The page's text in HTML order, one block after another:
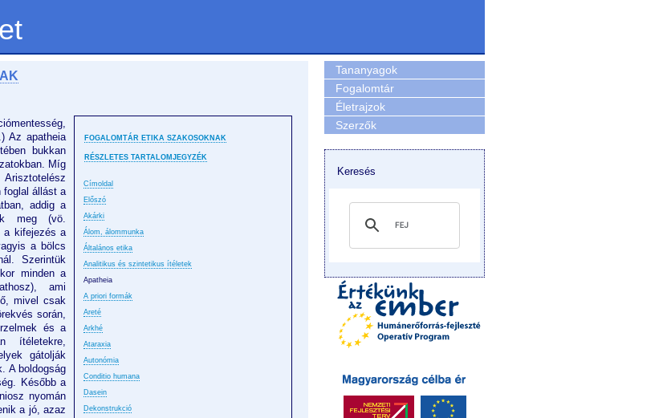
FOGALOMTÁR ETIKA SZAKOSOKNAK
RÉSZLETES TARTALOMJEGYZÉK
Címoldal
Előszó
Akárki
Álom, álommunka
Általános etika
Analitikus és szintetikus ítéletek
Apatheia
A priori formák
Areté
Arkhé
Ataraxia
Autonómia
Conditio humana
Dasein
Dekonstrukció
Az apatheia
bukkan
Míg
foglal állást a
addig a
meg (vö.
a kifejezés a
a bölcs
Szerintük
minden a
ami
mivel csak
során,
és a
ítéletekre,
gátolják
A boldogság
Később a
nyomán
a jó, azaz
Tananyagok
Fogalomtár
Életrajzok
Szerzők
Keresés